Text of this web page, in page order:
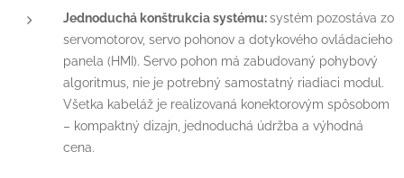
Jednoduchá konštrukcia systému:systém pozostáva zo
servomotorov, servo pohonov a dotykového ovládacieho
panela (HMI). Servo pohon má zabudovaný pohybový
algoritmus, nie je potrebný samostatný riadiaci modul.
Všetka kabeláž je realizovaná konektorovým spôsobom
– kompaktný dizajn, jednoduchá údržba a výhodná
cena.